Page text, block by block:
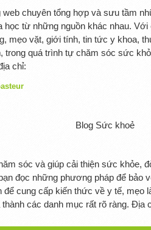
chuyên tổng hợp và sưu tầm
học từ những nguồn khác nhau.
mẹo vặt, giới tính, tin tức y khoa,
quá trình tự chăm sóc sức
chỉ:
Blog Sức khoẻ
sóc và giúp cải thiện sức khỏe,
đọc những phương pháp để bảo
để cung cấp kiến thức về y tế,
các danh mục rất rõ ràng. Địa